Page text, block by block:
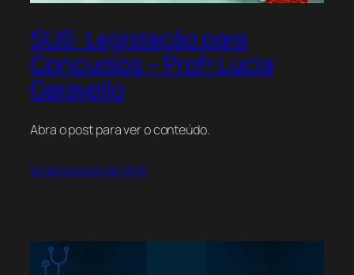
SUS: Legislação para
Concursos – Profª Lúcia
Garavello
Abra o post para ver o conteúdo.
25 de fevereiro de 2026